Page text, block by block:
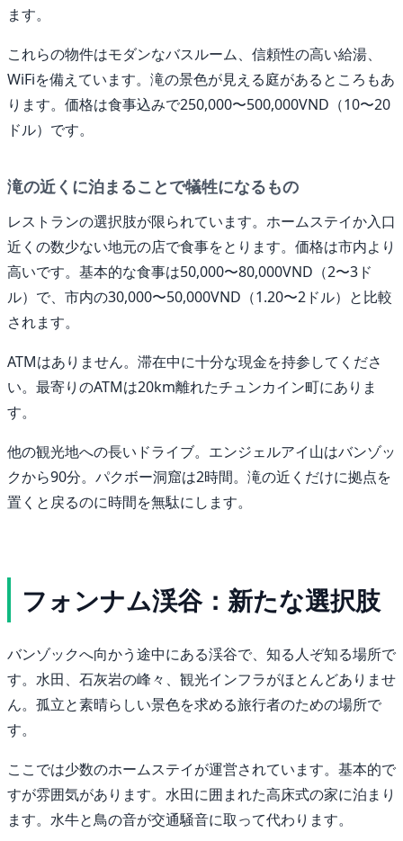
ます。
これらの物件はモダンなバスルーム、信頼性の高い給湯、
WiFiを備えています。滝の景色が見える庭があるところもあ
ります。価格は食事込みで250,000〜500,000VND（10〜20
ドル）です。
滝の近くに泊まることで犠牲になるもの
レストランの選択肢が限られています。ホームステイか入口
近くの数少ない地元の店で食事をとります。価格は市内より
高いです。基本的な食事は50,000〜80,000VND（2〜3ド
ル）で、市内の30,000〜50,000VND（1.20〜2ドル）と比較
されます。
ATMはありません。滞在中に十分な現金を持参してくださ
い。最寄りのATMは20km離れたチュンカイン町にありま
す。
他の観光地への長いドライブ。エンジェルアイ山はバンゾッ
クから90分。パクボー洞窟は2時間。滝の近くだけに拠点を
置くと戻るのに時間を無駄にします。
フォンナム渓谷：新たな選択肢
バンゾックへ向かう途中にある渓谷で、知る人ぞ知る場所で
す。水田、石灰岩の峰々、観光インフラがほとんどありませ
ん。孤立と素晴らしい景色を求める旅行者のための場所で
す。
ここでは少数のホームステイが運営されています。基本的で
すが雰囲気があります。水田に囲まれた高床式の家に泊まり
ます。水牛と鳥の音が交通騒音に取って代わります。